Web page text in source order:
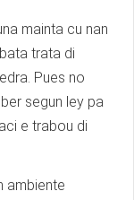
mainta cu nan
trata di
Pues no
segun ley pa
e trabou di
ambiente